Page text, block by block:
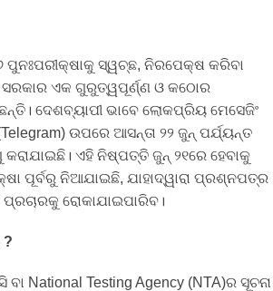
ପୁନଃପରୀକ୍ଷାକୁ ସ୍ୱଚ୍ଛ, ନିରପେକ୍ଷ କରିବା
ଏକ ଗୁରୁତ୍ୱପୂର୍ଣ୍ଣ ଓ କଠୋର
ଦେଶବ୍ୟାପୀ ଭାବେ ଲୋକପ୍ରିୟ ମେସେଜିଂ
ଉପରେ ଆସନ୍ତା ୨୨ ଜୁନ୍ ପର୍ଯ୍ୟନ୍ତ
କରାଯାଇଛି। ଏହି ନିଷ୍ପତ୍ତି ଜୁନ୍‌ ୨୧ରେ ହେବାକୁ
ପୂର୍ବରୁ ନିଆଯାଇଛି, ଯାହାଦ୍ୱାରା ପ୍ରଶ୍ନପତ୍ର
ରୋକାଯାଇପାରିବ।
?
ବା National Testing Agency (NTA)ର ସୂଚନା